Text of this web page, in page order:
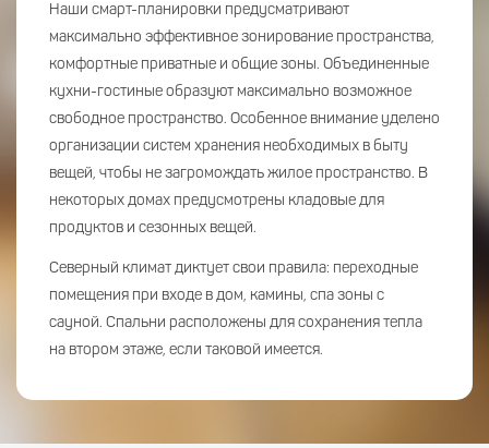
Наши смарт-планировки предусматривают
максимально эффективное зонирование пространства,
комфортные приватные и общие зоны. Объединенные
кухни-гостиные образуют максимально возможное
свободное пространство. Особенное внимание уделено
организации систем хранения необходимых в быту
вещей, чтобы не загромождать жилое пространство. В
некоторых домах предусмотрены кладовые для
продуктов и сезонных вещей.
Северный климат диктует свои правила: переходные
помещения при входе в дом, камины, спа зоны с
сауной. Спальни расположены для сохранения тепла
на втором этаже, если таковой имеется.